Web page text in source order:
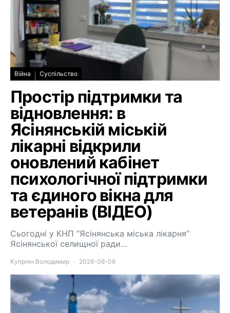
Війна Суспільство
Простір підтримки та
відновлення: в
Ясінянській міській
лікарні відкрили
оновлений кабінет
психологічної підтримки
та єдиного вікна для
ветеранів (ВІДЕО)
Сьогодні у КНП “Ясінянська міська лікарня”
Ясінянської селищної ради…
Купріян Володимир 2026-08-06